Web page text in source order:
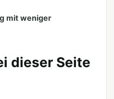
mit weniger
dieser Seite